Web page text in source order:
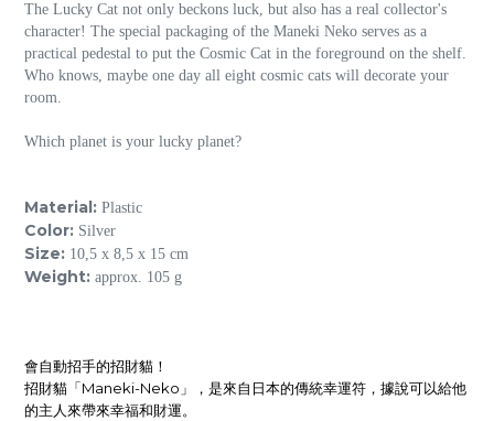
The Lucky Cat not only beckons luck, but also has a real collector's
character! The special packaging of the Maneki Neko serves as a
practical pedestal to put the Cosmic Cat in the foreground on the shelf.
Who knows, maybe one day all eight cosmic cats will decorate your
room.
Which planet is your lucky planet?
Material: Plastic
Color: Silver
Size: 10,5 x 8,5 x 15 cm
Weight: approx. 105 g
會自動招手的招財貓！
招財貓「Maneki-Neko」，是來自日本的傳統幸運符，據說可以給他
的主人來帶來幸福和財運。